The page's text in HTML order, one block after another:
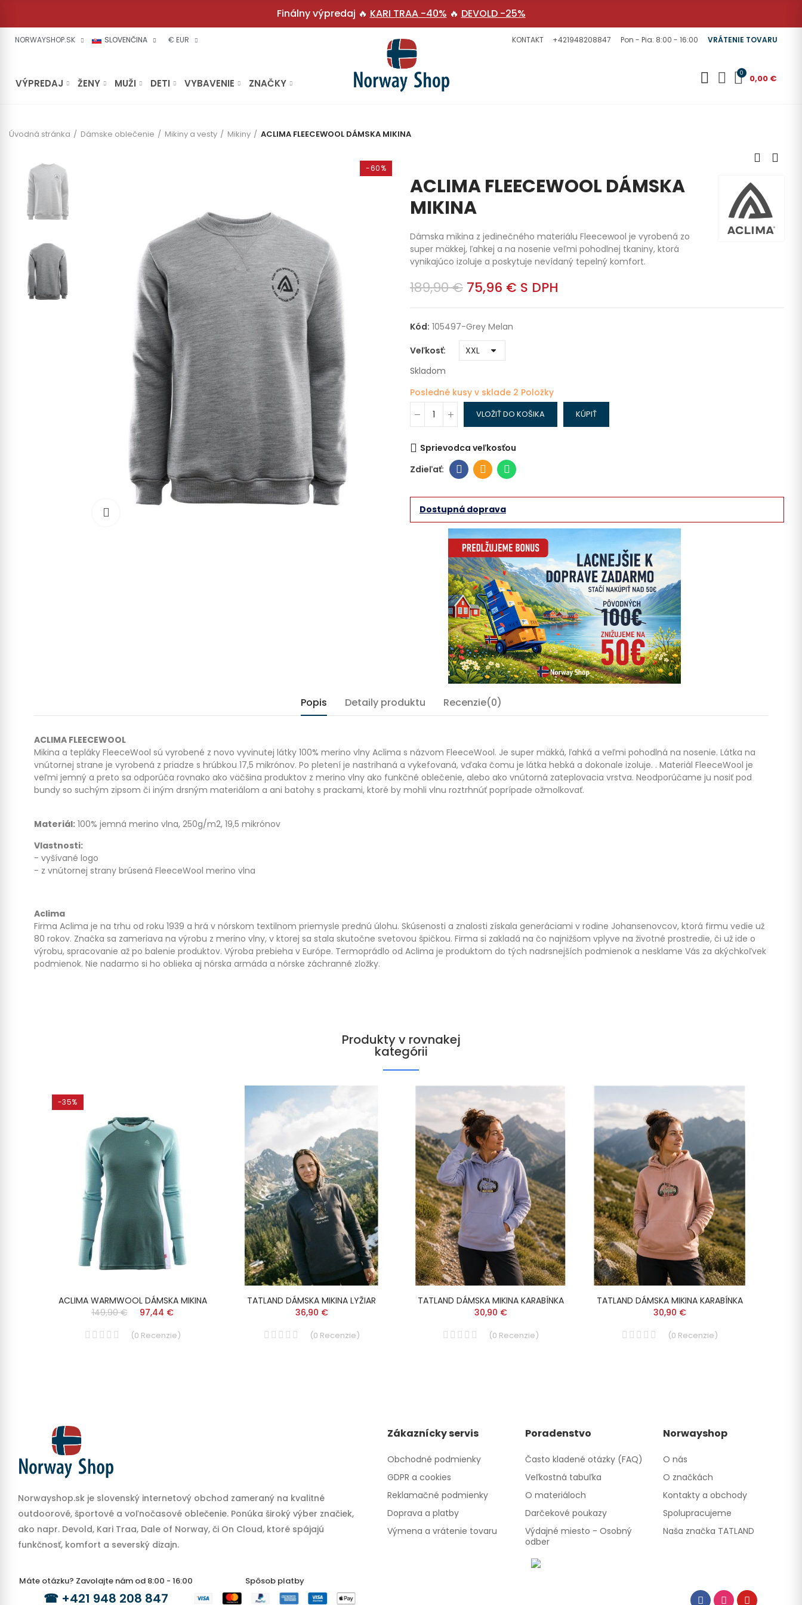
Finálny výpredaj 🔥 KARI TRAA -40% 🔥 DEVOLD -25%
NORWAYSHOP.SK SLOVENČINA € EUR KONTAKT +421948208847 Pon - Pia: 8:00 - 16:00 VRÁTENIE TOVARU
VÝPREDAJ ŽENY MUŽI DETI VYBAVENIE ZNAČKY
0 0,00 €
Úvodná stránka Dámske oblečenie Mikiny a vesty Mikiny ACLIMA FLEECEWOOL DÁMSKA MIKINA
-60%
ACLIMA FLEECEWOOL DÁMSKA
MIKINA
Dámska mikina z jedinečného materiálu Fleecewool je vyrobená zo
super mäkkej, ľahkej a na nosenie veľmi pohodlnej tkaniny, ktorá
vynikajúco izoluje a poskytuje nevídaný tepelný komfort.
189,90 € 75,96 € S DPH
Kód: 105497-Grey Melan
Veľkosť
Skladom
Posledné kusy v sklade 2 Položky
VLOŽIŤ DO KOŠIKA KÚPIŤ
Sprievodca veľkosťou
Dostupná doprava
Popis Detaily produktu Recenzie(0)
ACLIMA FLEECEWOOL
Mikina a tepláky FleeceWool sú vyrobené z novo vyvinutej látky 100% merino vlny Aclima s názvom FleeceWool. Je super mäkká, ľahká a veľmi pohodlná na nosenie. Látka na
vnútornej strane je vyrobená z priadze s hrúbkou 17,5 mikrónov. Po pletení je nastrihaná a vykefovaná, vďaka čomu je látka hebká a dokonale izoluje. . Materiál FleeceWool je
veľmi jemný a preto sa odporúča rovnako ako väčšina produktov z merino vlny ako funkčné oblečenie, alebo ako vnútorná zateplovacia vrstva. Neodporúčame ju nosiť pod
bundy so suchým zipsom či iným drsným materiálom a ani batohy s prackami, ktoré by mohli vlnu roztrhnúť poprípade ožmolkovať.
Materiál: 100% jemná merino vlna, 250g/m2, 19,5 mikrónov
Vlastnosti:
- vyšívané logo
- z vnútornej strany brúsená FleeceWool merino vlna
Aclima
Firma Aclima je na trhu od roku 1939 a hrá v nórskom textilnom priemysle prednú úlohu. Skúsenosti a znalosti získala generáciami v rodine Johansenovcov, ktorá firmu vedie už
80 rokov. Značka sa zameriava na výrobu z merino vlny, v ktorej sa stala skutočne svetovou špičkou. Firma si zakladá na čo najnižšom vplyve na životné prostredie, či už ide o
výrobu, spracovanie až po balenie produktov. Výroba prebieha v Európe. Termoprádlo od Aclima je produktom do tých nadrsnejších podmienok a nesklame Vás za akýchkoľvek
podmienok. Nie nadarmo si ho oblieka aj nórska armáda a nórske záchranné zložky.
Produkty v rovnakej
kategórii
-35%
ACLIMA WARMWOOL DÁMSKA MIKINA
149,90 €
97,44 €
(0 Recenzie)
TATLAND DÁMSKA MIKINA LYŽIAR
36,90 €
(0 Recenzie)
TATLAND DÁMSKA MIKINA KARABÍNKA
30,90 €
(0 Recenzie)
TATLAND DÁMSKA MIKINA KARABÍNKA
30,90 €
(0 Recenzie)
Norwayshop.sk je slovenský internetový obchod zameraný na kvalitné
outdoorové, športové a voľnočasové oblečenie. Ponúka široký výber značiek,
ako napr. Devold, Kari Traa, Dale of Norway, či On Cloud, ktoré spájajú
funkčnosť, komfort a severský dizajn.
Máte otázku? Zavolajte nám od 8:00 - 16:00
☎ +421 948 208 847
Spôsob platby
Zákaznícky servis
Obchodné podmienky
GDPR a cookies
Reklamačné podmienky
Doprava a platby
Výmena a vrátenie tovaru
Poradenstvo
Často kladené otázky (FAQ)
Veľkostná tabuľka
O materiáloch
Darčekové poukazy
Výdajné miesto - Osobný
odber
Norwayshop
O nás
O značkách
Kontakty a obchody
Spolupracujeme
Naša značka TATLAND